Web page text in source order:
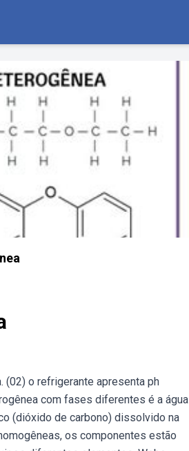
(02) o refrigerante apresenta ph
com fases diferentes é a água
(dióxido de carbono) dissolvido na
os componentes estão